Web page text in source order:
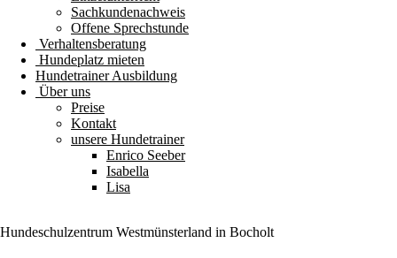
Sachkundenachweis
Offene Sprechstunde
Verhaltensberatung
Hundeplatz mieten
Hundetrainer Ausbildung
Über uns
Preise
Kontakt
unsere Hundetrainer
Enrico Seeber
Isabella
Lisa
Hundeschulzentrum Westmünsterland in Bocholt